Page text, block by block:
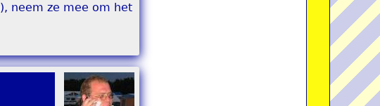
neem ze mee om het